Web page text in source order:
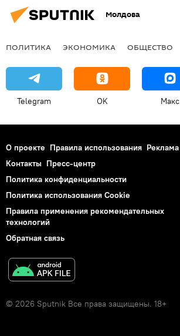
Молдова
ПОЛИТИКА ЭКОНОМИКА ОБЩЕСТВО
Telegram OK Макс
О проекте Правила использования Реклама
Контакты Пресс-центр
Политика конфиденциальности
Политика использования Cookie
Правила применения рекомендательных
технологий
Обратная связь
© 2026 Sputnik Все права защищены. 18+